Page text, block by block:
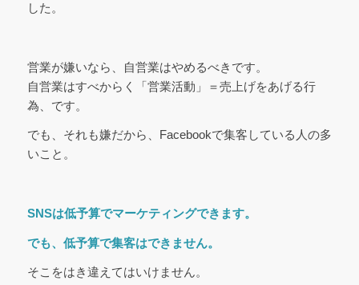
した。
営業が嫌いなら、自営業はやめるべきです。
自営業はすべからく「営業活動」＝売上げをあげる行
為、です。
でも、それも嫌だから、Facebookで集客している人の多
いこと。
SNSは低予算でマーケティングできます。
でも、低予算で集客はできません。
そこをはき違えてはいけません。